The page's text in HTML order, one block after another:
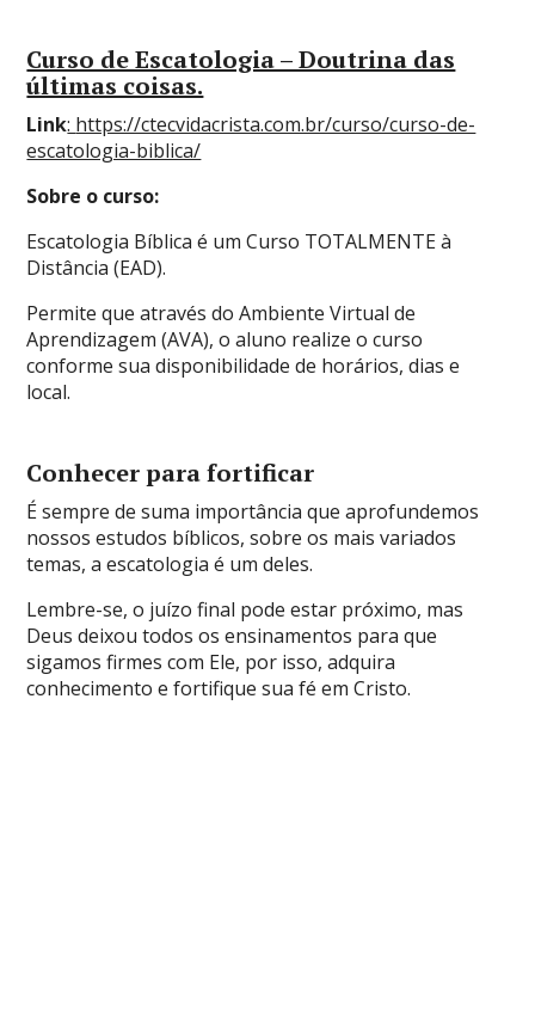
Curso de Escatologia – Doutrina das
últimas coisas.
Link: https://ctecvidacrista.com.br/curso/curso-de-
escatologia-biblica/
Sobre o curso:
Escatologia Bíblica é um Curso TOTALMENTE à
Distância (EAD).
Permite que através do Ambiente Virtual de
Aprendizagem (AVA), o aluno realize o curso
conforme sua disponibilidade de horários, dias e
local.
Conhecer para fortificar
É sempre de suma importância que aprofundemos
nossos estudos bíblicos, sobre os mais variados
temas, a escatologia é um deles.
Lembre-se, o juízo final pode estar próximo, mas
Deus deixou todos os ensinamentos para que
sigamos firmes com Ele, por isso, adquira
conhecimento e fortifique sua fé em Cristo.